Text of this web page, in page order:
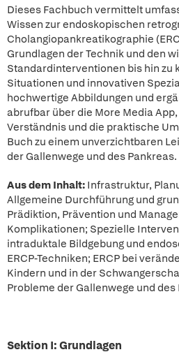
Dieses Fachbuch vermittelt
Wissen zur endoskopischen
Cholangiopankreatikographie
Grundlagen der Technik und den
Standardinterventionen bis hin zu
Situationen und innovativen
hochwertige Abbildungen und
abrufbar über die More Media
Verständnis und die praktische
Buch zu einem unverzichtbaren
der Gallenwege und des Pankreas.
Aus dem Inhalt: Infrastruktur,
Allgemeine Durchführung und
Prädiktion, Prävention und
Komplikationen; Spezielle
intraduktale Bildgebung und
ERCP-Techniken; ERCP bei
Kindern und in der
Probleme der Gallenwege und des
Sektion I: Grundlagen